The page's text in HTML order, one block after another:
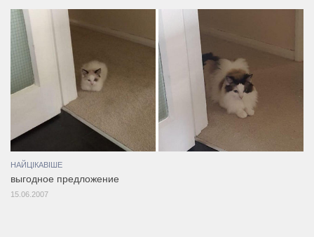
НАЙЦІКАВІШЕ
выгодное предложение
15.06.2007